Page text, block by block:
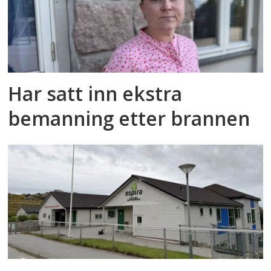
Har satt inn ekstra
bemanning etter brannen